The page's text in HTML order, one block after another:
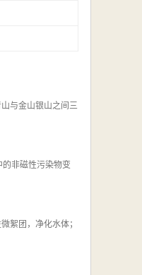
与金山银山之间三
非磁性污染物变
絮团，净化水体；